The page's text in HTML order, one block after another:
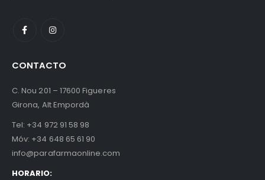
CONTACTO
C. Nou 201 – 17600 Figueres
Girona, Alt Empordà
Tel: +34 972 91 58 98
Móv: +34 648 65 61 90
info@parafarmaonline.com
HORARIO: